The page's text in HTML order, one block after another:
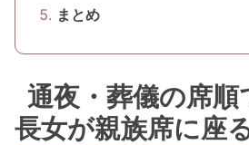
まとめ
通夜・葬儀の席順
長女が親族席に座